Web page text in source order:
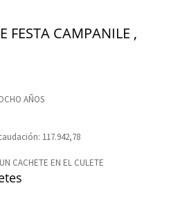
FESTA CAMPANILE ,
AÑOS
117.942,78